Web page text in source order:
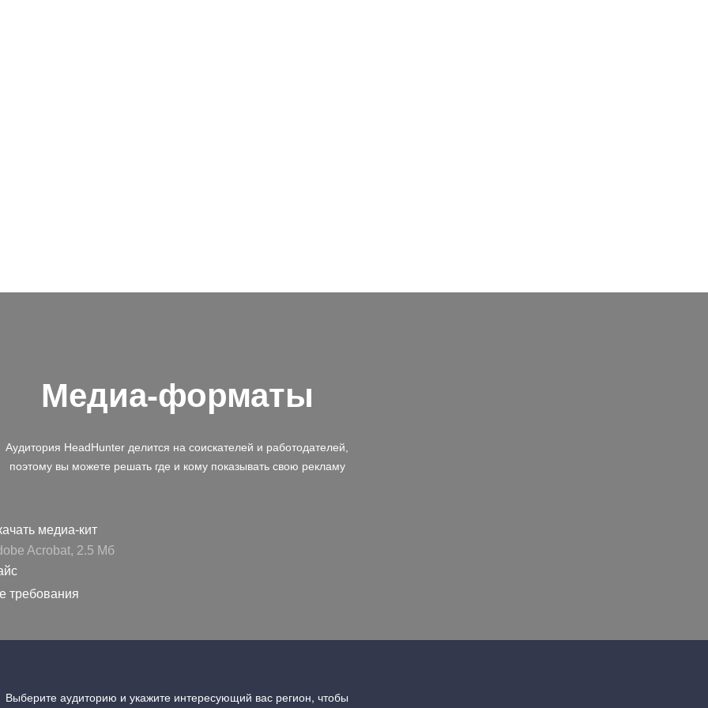
Медиа-форматы
Аудитория HeadHunter делится на соискателей и работодателей,
поэтому вы можете решать где и кому показывать свою рекламу
медиа-кит
Acrobat, 2.5 Mб
требования
Выберите аудиторию и укажите интересующий вас регион, чтобы